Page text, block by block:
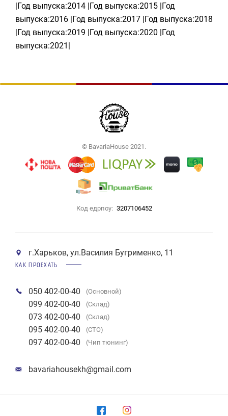
|Год выпуска:2014 |Год выпуска:2015 |Год
выпуска:2016 |Год выпуска:2017 |Год выпуска:2018
|Год выпуска:2019 |Год выпуска:2020 |Год
выпуска:2021|
© BavariaHouse 2021.
Код едрпоу: 3207106452
г.Харьков, ул.Василия Бугрименко, 11
КАК ПРОЕХАТЬ
050 402-00-40 (Основной)
099 402-00-40 (Склад)
073 402-00-40 (Склад)
095 402-00-40 (СТО)
097 402-00-40 (Чип тюнинг)
bavariahousekh@gmail.com